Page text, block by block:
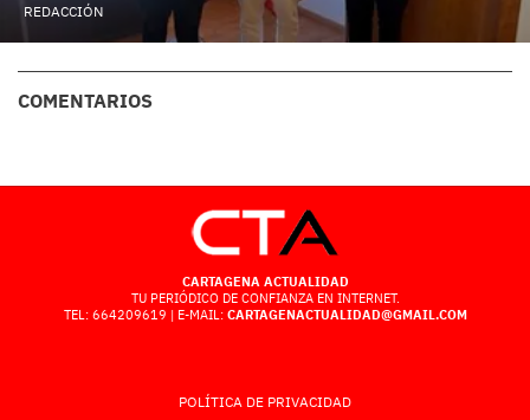
REDACCIÓN
COMENTARIOS
CARTAGENA ACTUALIDAD
TU PERIÓDICO DE CONFIANZA EN INTERNET.
TEL: 664209619 | E-MAIL: CARTAGENACTUALIDAD@GMAIL.COM
POLÍTICA DE PRIVACIDAD